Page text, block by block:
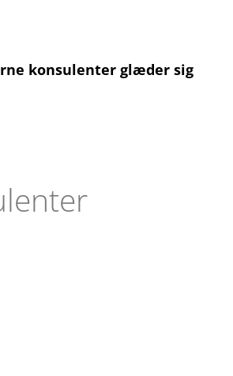
konsulenter glæder sig